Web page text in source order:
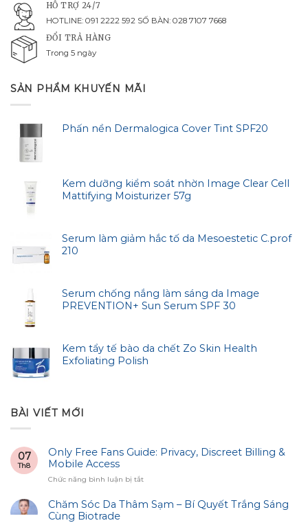
HỖ TRỢ 24/7
HOTLINE: 091 2222 592 SỐ BÀN: 028 7107 7668
ĐỔI TRẢ HÀNG
Trong 5 ngày
SẢN PHẨM KHUYẾN MÃI
Phấn nền Dermalogica Cover Tint SPF20
Kem dưỡng kiểm soát nhờn Image Clear Cell
Mattifying Moisturizer 57g
Serum làm giảm hắc tố da Mesoestetic C.prof
210
Serum chống nắng làm sáng da Image
PREVENTION+ Sun Serum SPF 30
Kem tẩy tế bào da chết Zo Skin Health
Exfoliating Polish
BÀI VIẾT MỚI
07
Th8
Only Free Fans Guide: Privacy, Discreet Billing &
Mobile Access
Chức năng bình luận bị tắtở
Free
Chăm Sóc Da Thâm Sạm – Bí Quyết Trắng Sáng
Cùng Biotrade